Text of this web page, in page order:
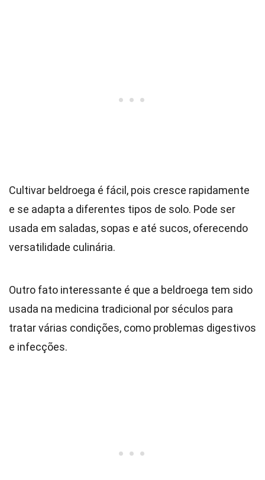
Cultivar beldroega é fácil, pois cresce rapidamente
e se adapta a diferentes tipos de solo. Pode ser
usada em saladas, sopas e até sucos, oferecendo
versatilidade culinária.
Outro fato interessante é que a beldroega tem sido
usada na medicina tradicional por séculos para
tratar várias condições, como problemas digestivos
e infecções.